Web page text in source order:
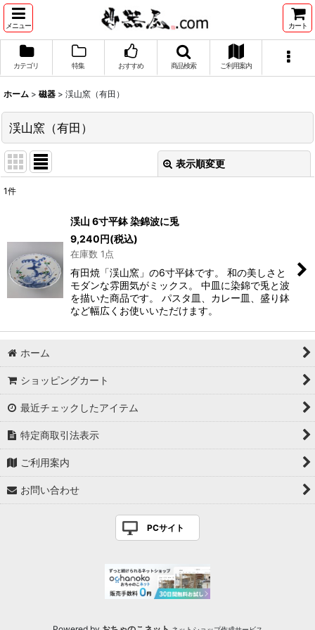
メニュー カート
カテゴリ 特集 おすすめ 商品検索 ご利用案内
ホーム > 磁器 > 渓山窯（有田）
渓山窯（有田）
表示順変更
並び順:
絞り込む
1件
渓山 6寸平鉢 染錦波に兎
9,240円(税込)
在庫数 1点
有田焼「渓山窯」の6寸平鉢です。 和の美しさと
モダンな雰囲気がミックス。 中皿に染錦で兎と波
を描いた商品です。 パスタ皿、カレー皿、盛り鉢
など幅広くお使いいただけます。
ホーム
ショッピングカート
最近チェックしたアイテム
特定商取引法表示
ご利用案内
お問い合わせ
PCサイト